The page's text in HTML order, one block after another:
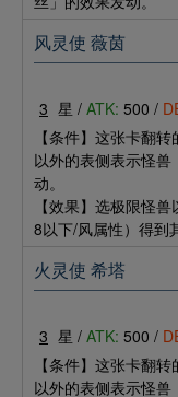
风灵使 薇茵
3 星 / ATK: 500 /
【条件】这张卡翻
以外的表侧表示怪
动。
【效果】选极限怪
8以下/风属性）得到
火灵使 希塔
3 星 / ATK: 500 /
【条件】这张卡翻
以外的表侧表示怪